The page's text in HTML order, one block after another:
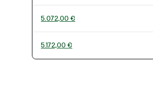
5.072,00 €
5.172,00 €